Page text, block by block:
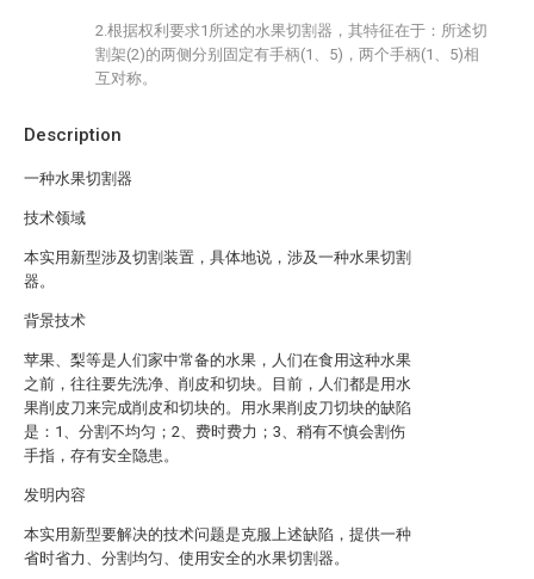
Description
一种水果切割器
技术领域
本实用新型涉及切割装置，具体地说，涉及一种水果切割
器。
背景技术
苹果、梨等是人们家中常备的水果，人们在食用这种水果
之前，往往要先洗净、削皮和切块。目前，人们都是用水
果削皮刀来完成削皮和切块的。用水果削皮刀切块的缺陷
是：1、分割不均匀；2、费时费力；3、稍有不慎会割伤
手指，存有安全隐患。
发明内容
本实用新型要解决的技术问题是克服上述缺陷，提供一种
省时省力、分割均匀、使用安全的水果切割器。
2.根据权利要求1所述的水果切割器，其特征在于：所述切
割架(2)的两侧分别固定有手柄(1、5)，两个手柄(1、5)相
互对称。